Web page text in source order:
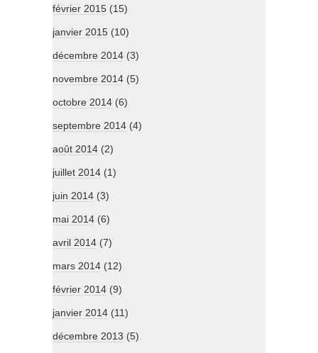
février 2015 (15)
janvier 2015 (10)
décembre 2014 (3)
novembre 2014 (5)
octobre 2014 (6)
septembre 2014 (4)
août 2014 (2)
juillet 2014 (1)
juin 2014 (3)
mai 2014 (6)
avril 2014 (7)
mars 2014 (12)
février 2014 (9)
janvier 2014 (11)
décembre 2013 (5)